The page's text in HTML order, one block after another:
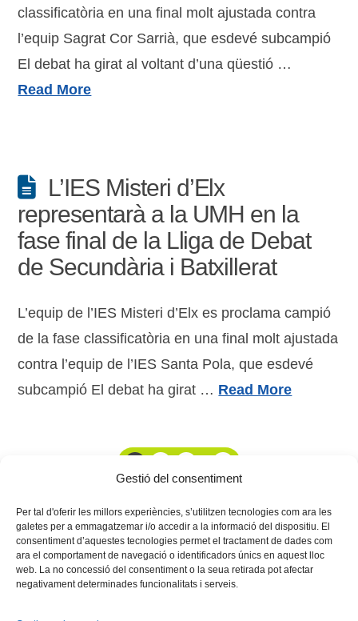
Gestió del consentiment
Per tal d'oferir les millors experiències, s’utilitzen tecnologies com ara les
galetes per a emmagatzemar i/o accedir a la informació del dispositiu. El
consentiment d’aquestes tecnologies permet el tractament de dades com
ara el comportament de navegació o identificadors únics en aquest lloc
web. La no concessió del consentiment o la seua retirada pot afectar
negativament determinades funcionalitats i serveis.
classificatòria en una final molt ajustada contra
l’equip Sagrat Cor Sarrià, que esdevé subcampió
El debat ha girat al voltant d’una qüestió …
Read More
L’IES Misteri d’Elx
representarà a la UMH en la
fase final de la Lliga de Debat
de Secundària i Batxillerat
L’equip de l’IES Misteri d’Elx es proclama campió
de la fase classificatòria en una final molt ajustada
contra l’equip de l’IES Santa Pola, que esdevé
subcampió El debat ha girat … Read More